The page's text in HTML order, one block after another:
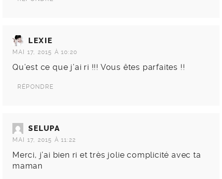
LEXIE
MAI 17, 2015 À 10:20
Qu’est ce que j’ai ri !!! Vous êtes parfaites !!
RÉPONDRE
SELUPA
MAI 17, 2015 À 11:22
Merci, j’ai bien ri et très jolie complicité avec ta
maman